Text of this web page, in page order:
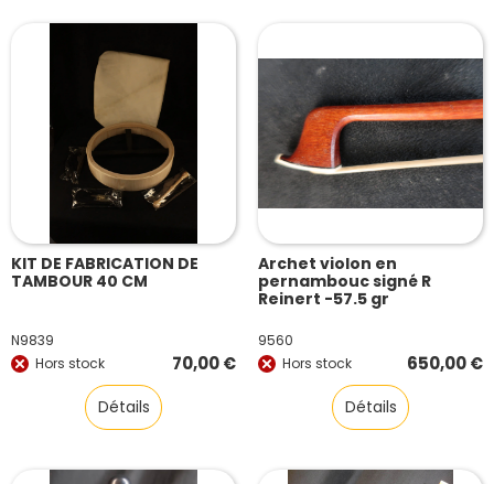
KIT DE FABRICATION DE
TAMBOUR 40 CM
N9839
Hors stock
70,00€
Détails
Archet violon en
pernambouc signé R
Reinert -57.5 gr
9560
Hors stock
650,00€
Détails